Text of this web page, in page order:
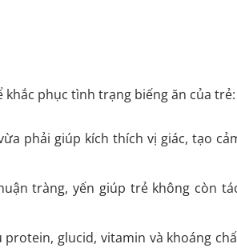
khắc phục tình trạng biếng ăn của trẻ:
phải giúp kích thích vị giác, tạo
tràng, yến giúp trẻ không còn
protein, glucid, vitamin và khoáng